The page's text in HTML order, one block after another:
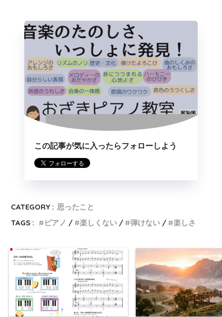
この記事が気に入ったらフォローしよう
CATEGORY : 思ったこと
TAGS :
ピアノ 楽しくない 弾けない 楽しさ